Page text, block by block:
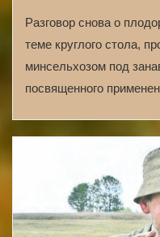
Разговор снова о
теме круглого стола,
минсельхозом под
посвященного